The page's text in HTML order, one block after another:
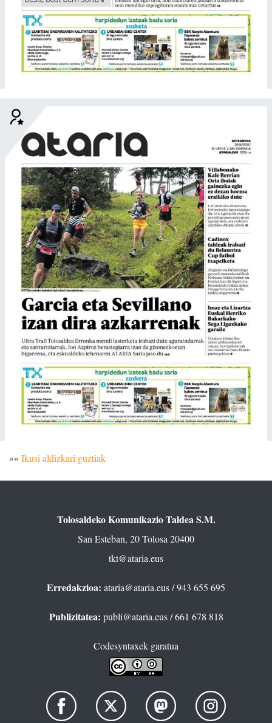
»» Ikusi aldizkari guztiak
Tolosaldeko Komunikazio Taldea S.M.
San Esteban, 20 Tolosa 20400
tkt@ataria.eus
Erredakzioa: ataria@ataria.eus/ 943 655 695
Publizitatea: publi@ataria.eus/ 661 678 818
Codesyntaxek garatua